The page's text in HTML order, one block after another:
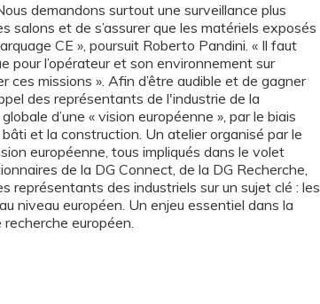
demandons surtout une surveillance plus
salons et de s’assurer que les matériels exposés
CE », poursuit Roberto Pandini. « Il faut
pour l’opérateur et son environnement sur
ces missions ». Afin d’être audible et de gagner
des représentants de l'industrie de la
d’une « vision européenne », par le biais
et la construction. Un atelier organisé par le
européenne, tous impliqués dans le volet
de la DG Connect, de la DG Recherche,
représentants des industriels sur un sujet clé : les
niveau européen. Un enjeu essentiel dans la
européen.